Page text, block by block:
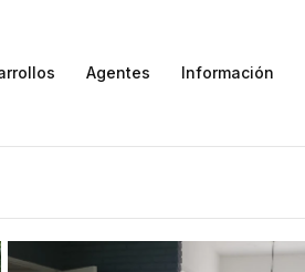
Agentes Información